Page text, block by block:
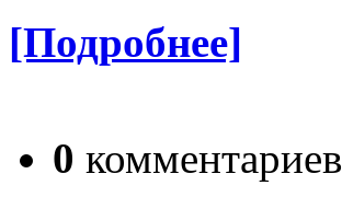
[Подробнее]
0 комментариев